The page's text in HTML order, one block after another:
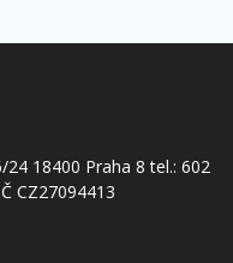
24 18400 Praha 8 tel.: 602
CZ27094413